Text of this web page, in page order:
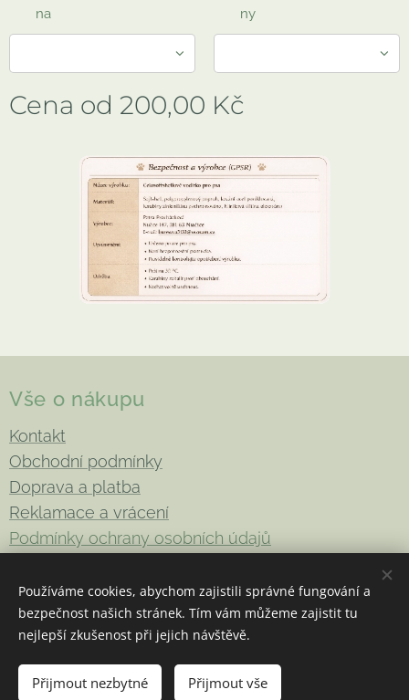
na
ny
Cena od 200,00 Kč
Do košíku
Vše o nákupu
Kontakt
Obchodní podmínky
Doprava a platba
Reklamace a vrácení
Podmínky ochrany osobních údajů
Copyright 2026Be-Enki. Všechna práva vyhrazena Cookies
Používáme cookies, abychom zajistili správné fungování a
bezpečnost našich stránek. Tím vám můžeme zajistit tu
nejlepší zkušenost při jejich návštěvě.
Přijmout nezbytné Přijmout vše